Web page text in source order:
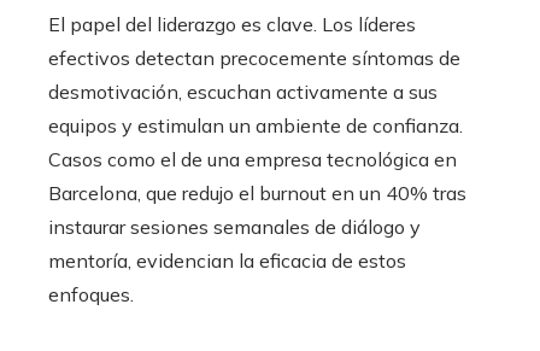
El papel del liderazgo es clave. Los líderes
efectivos detectan precocemente síntomas de
desmotivación, escuchan activamente a sus
equipos y estimulan un ambiente de confianza.
Casos como el de una empresa tecnológica en
Barcelona, que redujo el burnout en un 40% tras
instaurar sesiones semanales de diálogo y
mentoría, evidencian la eficacia de estos
enfoques.